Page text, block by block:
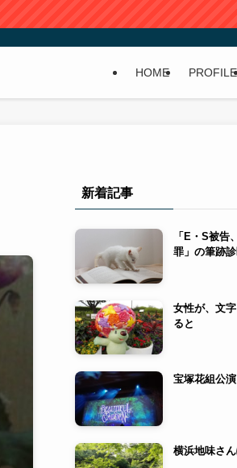
HOME PROFILE
新着記事
「E・S被告
罪」の筆跡
女性が、文
ると
宝塚花組公
横浜地味さ